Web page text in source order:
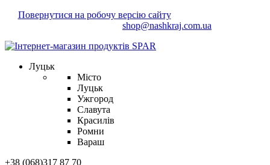
Повернутися на робочу версію сайтуМаєте зауваження?
shop@nashkraj.com.ua
Луцьк
Місто
Луцьк
Ужгород
Славута
Красилів
Ромни
Вараш
+38 (068)317 87 70